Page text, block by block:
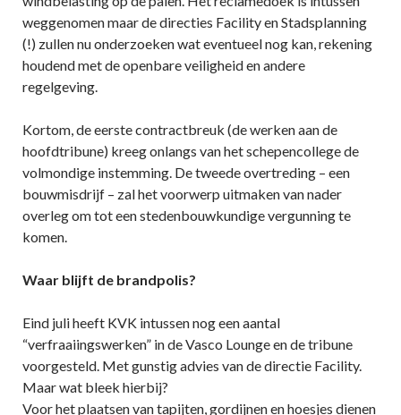
weggenomen maar de directies Facility en Stadsplanning
(!) zullen nu onderzoeken wat eventueel nog kan, rekening
houdend met de openbare veiligheid en andere
regelgeving.
Kortom, de eerste contractbreuk (de werken aan de
hoofdtribune) kreeg onlangs van het schepencollege de
volmondige instemming. De tweede overtreding – een
bouwmisdrijf – zal het voorwerp uitmaken van nader
overleg om tot een stedenbouwkundige vergunning te
komen.
Waar blijft de brandpolis?
Eind juli heeft KVK intussen nog een aantal
“verfraaiingswerken” in de Vasco Lounge en de tribune
voorgesteld. Met gunstig advies van de directie Facility.
Maar wat bleek hierbij?
Voor het plaatsen van tapijten, gordijnen en hoesjes dienen